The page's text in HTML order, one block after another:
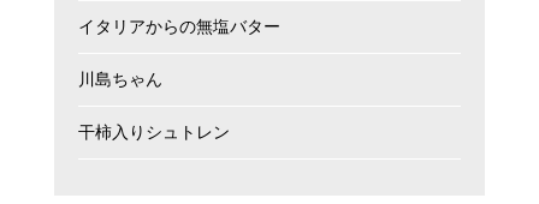
イタリアからの無塩バター
川島ちゃん
干柿入りシュトレン